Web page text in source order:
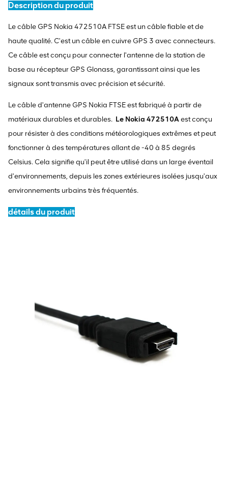
Description du produit
Le câble GPS Nokia 472510A FTSE est un câble fiable et de
haute qualité. C'est un câble en cuivre GPS 3 avec connecteurs.
Ce câble est conçu pour connecter l'antenne de la station de
base au récepteur GPS Glonass, garantissant ainsi que les
signaux sont transmis avec précision et sécurité.
Le câble d'antenne GPS Nokia FTSE est fabriqué à partir de
matériaux durables et durables. Le Nokia 472510Aest conçu
pour résister à des conditions météorologiques extrêmes et peut
fonctionner à des températures allant de -40 à 85 degrés
Celsius. Cela signifie qu'il peut être utilisé dans un large éventail
d'environnements, depuis les zones extérieures isolées jusqu'aux
environnements urbains très fréquentés.
détails du produit